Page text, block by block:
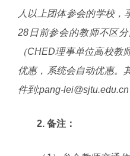
人以上团体参会的学校，
28日前参会的教师不区
（CHED理事单位高校教
优惠，系统会自动优惠。
件到:pang-lei@sjtu.edu.cn
2. 备注：